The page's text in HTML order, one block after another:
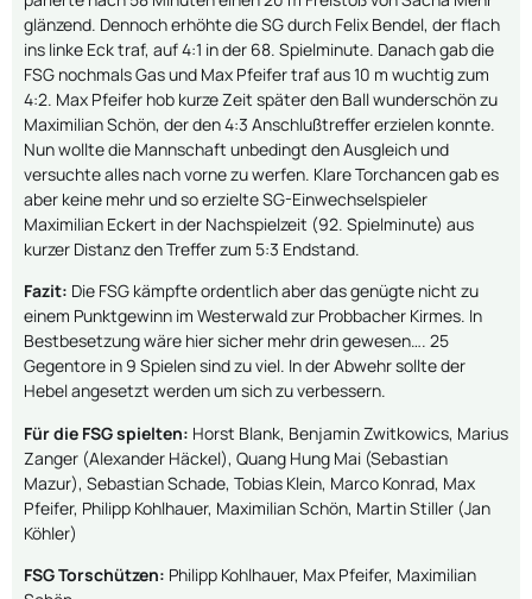
glänzend. Dennoch erhöhte die SG durch Felix Bendel, der flach
ins linke Eck traf, auf 4:1 in der 68. Spielminute. Danach gab die
FSG nochmals Gas und Max Pfeifer traf aus 10 m wuchtig zum
4:2. Max Pfeifer hob kurze Zeit später den Ball wunderschön zu
Maximilian Schön, der den 4:3 Anschlußtreffer erzielen konnte.
Nun wollte die Mannschaft unbedingt den Ausgleich und
versuchte alles nach vorne zu werfen. Klare Torchancen gab es
aber keine mehr und so erzielte SG-Einwechselspieler
Maximilian Eckert in der Nachspielzeit (92. Spielminute) aus
kurzer Distanz den Treffer zum 5:3 Endstand.
Fazit: Die FSG kämpfte ordentlich aber das genügte nicht zu
einem Punktgewinn im Westerwald zur Probbacher Kirmes. In
Bestbesetzung wäre hier sicher mehr drin gewesen…. 25
Gegentore in 9 Spielen sind zu viel. In der Abwehr sollte der
Hebel angesetzt werden um sich zu verbessern.
Für die FSG spielten: Horst Blank, Benjamin Zwitkowics, Marius
Zanger (Alexander Häckel), Quang Hung Mai (Sebastian
Mazur), Sebastian Schade, Tobias Klein, Marco Konrad, Max
Pfeifer, Philipp Kohlhauer, Maximilian Schön, Martin Stiller (Jan
Köhler)
FSG Torschützen: Philipp Kohlhauer, Max Pfeifer, Maximilian